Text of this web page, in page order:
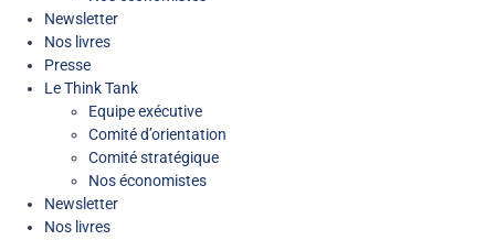
Newsletter
Nos livres
Presse
Le Think Tank
Equipe exécutive
Comité d’orientation
Comité stratégique
Nos économistes
Newsletter
Nos livres